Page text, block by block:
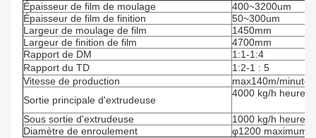
Épaisseur de film de moulage
400~3200um
Épaisseur de film de finition
50~300um
Largeur de moulage de film
1450mm
Largeur de finition de film
4700mm
Rapport de DM
1:1-1:4
Rapport du TD
1:2-1 : 5
Vitesse de production
max140m/minute
Sortie principale d'extrudeuse
4000 kg/h heures
Sous sortie d'extrudeuse
1000 kg/h heures
Diamètre de enroulement
φ1200 maximum